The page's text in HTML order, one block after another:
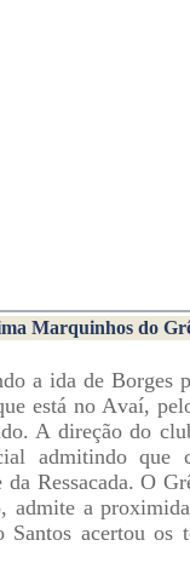
Marquinhos do
a ida de Borges
está no Avaí,
A direção do
admitindo que
Ressacada. O
admite a
acertou os